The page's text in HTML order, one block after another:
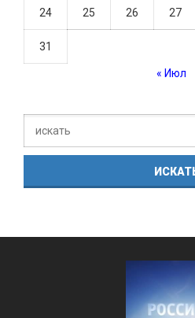
24 25 26 27
31
« Июл